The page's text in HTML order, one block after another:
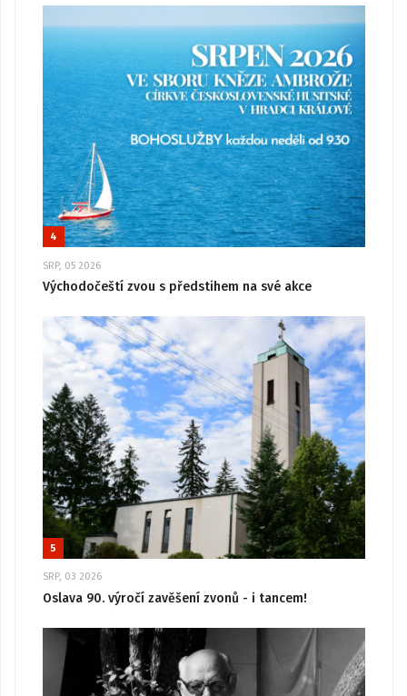
4
SRP, 05 2026
Východočeští zvou s předstihem na své akce
5
SRP, 03 2026
Oslava 90. výročí zavěšení zvonů - i tancem!